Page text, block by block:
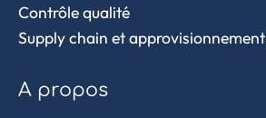
Contrôle qualité
Supply chain et approvisionnement
A propos